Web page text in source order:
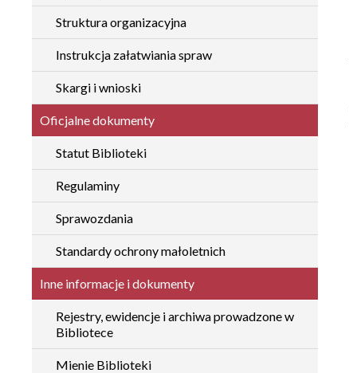
Struktura organizacyjna
Instrukcja załatwiania spraw
Skargi i wnioski
Oficjalne dokumenty
Statut Biblioteki
Regulaminy
Sprawozdania
Standardy ochrony małoletnich
Inne informacje i dokumenty
Rejestry, ewidencje i archiwa prowadzone w
Bibliotece
Mienie Biblioteki